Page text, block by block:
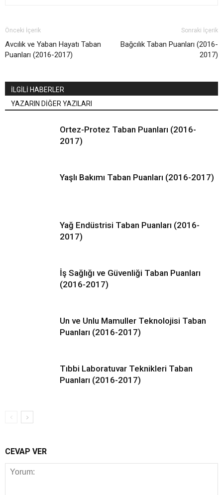
Önceki İçerik
Avcılık ve Yaban Hayatı Taban
Puanları (2016-2017)
Sonraki İçerik
Bağcılık Taban Puanları (2016-
2017)
İLGİLİ HABERLER
YAZARIN DİĞER YAZILARI
Ortez-Protez Taban Puanları (2016-
2017)
Yaşlı Bakımı Taban Puanları (2016-2017)
Yağ Endüstrisi Taban Puanları (2016-
2017)
İş Sağlığı ve Güvenliği Taban Puanları
(2016-2017)
Un ve Unlu Mamuller Teknolojisi Taban
Puanları (2016-2017)
Tıbbi Laboratuvar Teknikleri Taban
Puanları (2016-2017)
CEVAP VER